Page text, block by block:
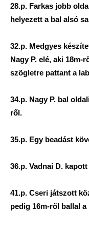
28.p. Farkas jobb
helyezett a bal alsó
32.p. Medgyes
Nagy P. elé, aki
szögletre pattant a
34.p. Nagy P. bal
ről.
35.p. Egy beadást
36.p. Vadnai D.
41.p. Cseri játszott
pedig 16m-ről ballal